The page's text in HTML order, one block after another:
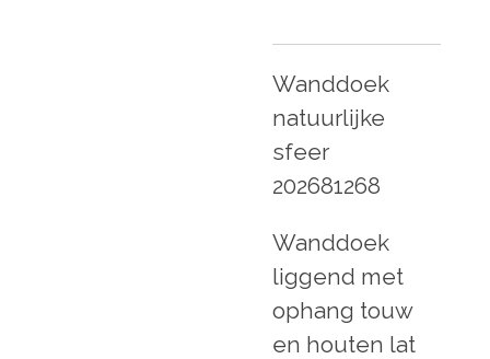
Wanddoek
natuurlijke
sfeer
202681268
Wanddoek
liggend met
ophang touw
en houten lat